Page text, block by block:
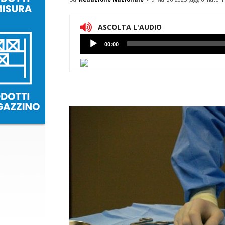
ASCOLTA L'AUDIO
Lettore
Audio
00:00